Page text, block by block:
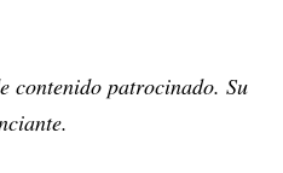
contenido patrocinado. Su